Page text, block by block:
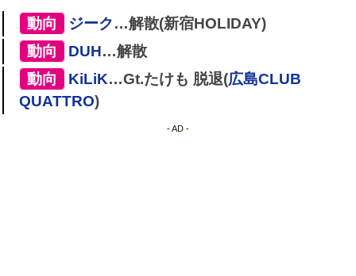
動向 ジーク…解散(新宿HOLIDAY)
動向 DUH…解散
動向 KiLiK…Gt.たけも 脱退(広島CLUB
QUATTRO)
- AD -